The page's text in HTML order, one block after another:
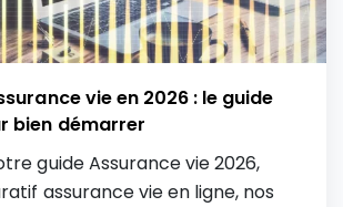
vie en 2026 : le guide
bien démarrer
guide Assurance vie 2026,
assurance vie en ligne, nos